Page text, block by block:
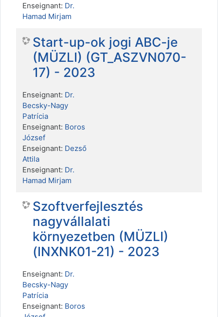
Enseignant: Dr.
Hamad Mirjam
Start-up-ok jogi ABC-je
(MÜZLI) (GT_ASZVN070-
17) - 2023
Enseignant: Dr.
Becsky-Nagy
Patrícia
Enseignant: Boros
József
Enseignant: Dezső
Attila
Enseignant: Dr.
Hamad Mirjam
Szoftverfejlesztés
nagyvállalati
környezetben (MÜZLI)
(INXNK01-21) - 2023
Enseignant: Dr.
Becsky-Nagy
Patrícia
Enseignant: Boros